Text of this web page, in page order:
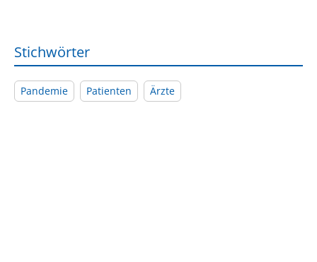
Stichwörter
Pandemie Patienten Ärzte